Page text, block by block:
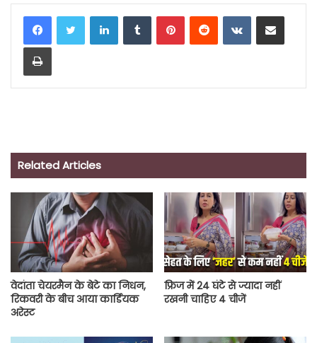
LinkedInTumblrPinterestReddit VKontakteShare via Email
Print
Related Articles
वेदांता चेयरमैन के बेटे का निधन,
रिकवरी के बीच आया कार्डियक
अरेस्ट
फ्रिज में 24 घंटे से ज्यादा नहीं
रखनी चाहिए 4 चीजें